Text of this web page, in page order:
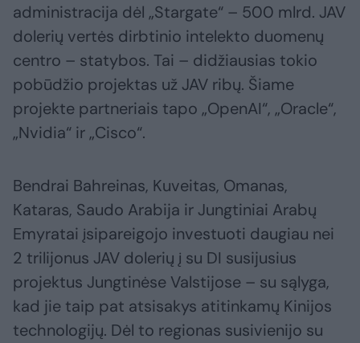
administracija dėl „Stargate“ – 500 mlrd. JAV
dolerių vertės dirbtinio intelekto duomenų
centro – statybos. Tai – didžiausias tokio
pobūdžio projektas už JAV ribų. Šiame
projekte partneriais tapo „OpenAI“, „Oracle“,
„Nvidia“ ir „Cisco“.
Bendrai Bahreinas, Kuveitas, Omanas,
Kataras, Saudo Arabija ir Jungtiniai Arabų
Emyratai įsipareigojo investuoti daugiau nei
2 trilijonus JAV dolerių į su DI susijusius
projektus Jungtinėse Valstijose – su sąlyga,
kad jie taip pat atsisakys atitinkamų Kinijos
technologijų. Dėl to regionas susivienijo su